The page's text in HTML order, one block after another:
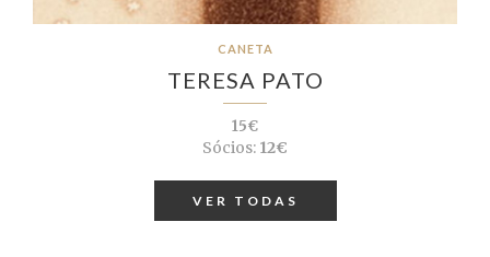
CANETA
TERESA PATO
15€
Sócios: 12€
VER TODAS